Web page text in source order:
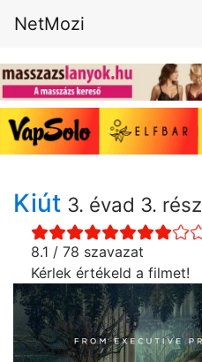
NetMozi
Kiút 3. évad 3. rész
8.1 / 78 szavazat
Kérlek értékeld a filmet!